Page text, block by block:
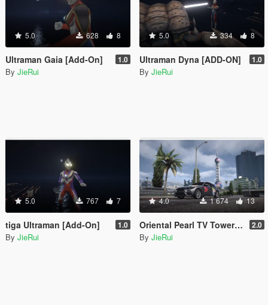
5.0 628 8
Ultraman Gaia [Add-On] 1.0
By JieRui
5.0 334 8
Ultraman Dyna [ADD-ON] 1.0
By JieRui
5.0 767 7
tiga Ultraman [Add-On] 1.0
By JieRui
4.0 1 674 13
Oriental Pearl TV Tower Tower in Shanghai [Add-on] 2.0
By JieRui